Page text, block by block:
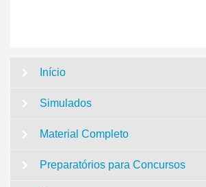
Início
Simulados
Material Completo
Preparatórios para Concursos